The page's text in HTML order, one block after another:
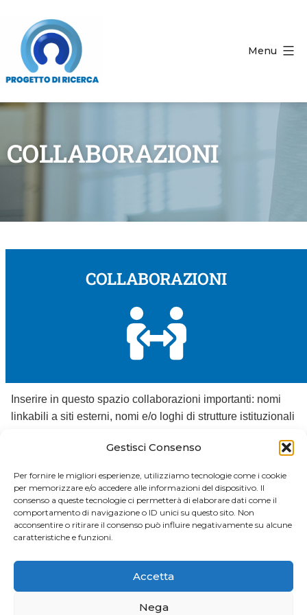
Gestisci Consenso
Per fornire le migliori esperienze, utilizziamo tecnologie come i cookie
per memorizzare e/o accedere alle informazioni del dispositivo. Il
consenso a queste tecnologie ci permetterà di elaborare dati come il
comportamento di navigazione o ID unici su questo sito. Non
acconsentire o ritirare il consenso può influire negativamente su alcune
caratteristiche e funzioni.
Accetta
Nega
Menu
COLLABORAZIONI
COLLABORAZIONI
Inserire in questo spazio collaborazioni importanti: nomi
linkabili a siti esterni, nomi e/o loghi di strutture istituzionali
UNIME